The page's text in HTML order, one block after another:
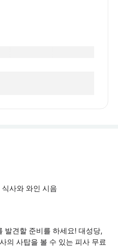
사와 와인 시음
발견할 준비를 하세요! 대성당,
의 사탑을 볼 수 있는 피사 무료